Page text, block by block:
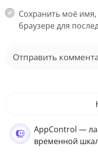
Сохранить моё имя,
браузере для
AppControl —
временной